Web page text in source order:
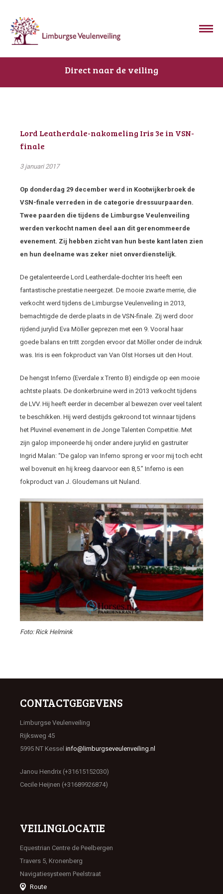
Direct naar de veiling
Lord Leatherdale-nakomeling Iris 3e in VSN-
finale
3 januari 2017
Op donderdag 29 december werd in Kootwijkerbroek de
VSN-finale verreden in de categorie dressuurpaarden.
Twee paarden die tijdens de Limburgse Veulenveiling
werden verkocht namen deel aan dit gerenommeerde
evenement. Zij hebben zicht van hun beste kant laten zien
en hun deelname was zeker niet onverdienstelijk.
De getalenteerde Lord Leatherdale-dochter Iris heeft een
fantastische prestatie neergezet. De mooie zwarte merrie, die
verkocht werd tijdens de Limburgse Veulenveiling in 2013,
bemachtigde de derde plaats in de VSN-finale. Zij werd door
rijdend jurylid Eva Möller geprezen met een 9. Vooral haar
goede balans en tritt zorgden ervoor dat Möller onder de indruk
was. Iris is een fokproduct van Van Olst Horses uit den Hout.
De hengst Inferno (Everdale x Trento B) eindigde op een mooie
achtste plaats. De donkerbruine werd in 2013 verkocht tijdens
de LVV. Hij heeft eerder in december al bewezen over veel talent
te beschikken. Hij werd destijds gekroond tot winnaar tijdens
het Pluvinel evenement in de Jonge Talenten Competitie. Met
zijn galop imponeerde hij onder andere jurylid en gastruiter
Ingrid Malan: “De galop van Inferno sprong er voor mij toch echt
wel bovenuit en hij kreeg daarvoor een 8,5.” Inferno is een
fokproduct van J. Gloudemans uit Nuland.
Foto: Rick Helmink
CONTACTGEGEVENS
Limburgse Veulenveiling
Rijksweg 45
5995 NT Kessel info@limburgseveulenveiling.nl
Janou Hendrix (+31615152030)
Cecile Heijnen (+31689926874)
VEILINGLOCATIE
Equestrian Centre de Peelbergen
Travers 5, Kronenberg
Navigatiesysteem Peelstraat
Route